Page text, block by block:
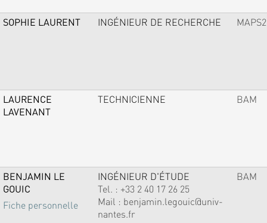
SOPHIE LAURENT INGÉNIEUR DE RECHERCHE MAPS2
LAURENCE
LAVENANT
TECHNICIENNE BAM
BENJAMIN LE
GOUIC
Fiche personnelle
INGÉNIEUR D'ÉTUDE
Tel. : +33 2 40 17 26 25
Mail : benjamin.legouic@univ-
nantes.fr
BAM